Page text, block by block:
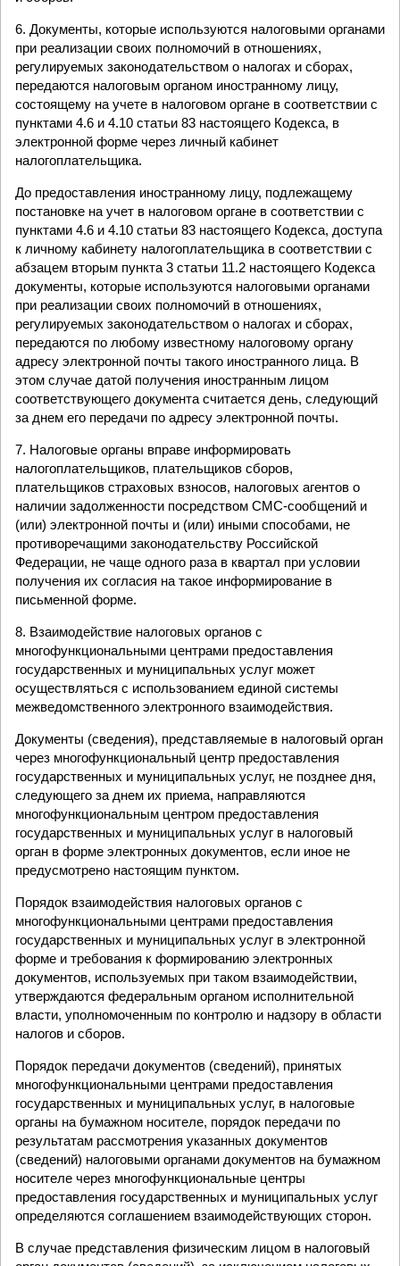
6. Документы, которые используются налоговыми органами
при реализации своих полномочий в отношениях,
регулируемых законодательством о налогах и сборах,
передаются налоговым органом иностранному лицу,
состоящему на учете в налоговом органе в соответствии с
пунктами 4.6 и 4.10 статьи 83 настоящего Кодекса, в
электронной форме через личный кабинет
налогоплательщика.
До предоставления иностранному лицу, подлежащему
постановке на учет в налоговом органе в соответствии с
пунктами 4.6 и 4.10 статьи 83 настоящего Кодекса, доступа
к личному кабинету налогоплательщика в соответствии с
абзацем вторым пункта 3 статьи 11.2 настоящего Кодекса
документы, которые используются налоговыми органами
при реализации своих полномочий в отношениях,
регулируемых законодательством о налогах и сборах,
передаются по любому известному налоговому органу
адресу электронной почты такого иностранного лица. В
этом случае датой получения иностранным лицом
соответствующего документа считается день, следующий
за днем его передачи по адресу электронной почты.
7. Налоговые органы вправе информировать
налогоплательщиков, плательщиков сборов,
плательщиков страховых взносов, налоговых агентов о
наличии задолженности посредством СМС-сообщений и
(или) электронной почты и (или) иными способами, не
противоречащими законодательству Российской
Федерации, не чаще одного раза в квартал при условии
получения их согласия на такое информирование в
письменной форме.
8. Взаимодействие налоговых органов с
многофункциональными центрами предоставления
государственных и муниципальных услуг может
осуществляться с использованием единой системы
межведомственного электронного взаимодействия.
Документы (сведения), представляемые в налоговый орган
через многофункциональный центр предоставления
государственных и муниципальных услуг, не позднее дня,
следующего за днем их приема, направляются
многофункциональным центром предоставления
государственных и муниципальных услуг в налоговый
орган в форме электронных документов, если иное не
предусмотрено настоящим пунктом.
Порядок взаимодействия налоговых органов с
многофункциональными центрами предоставления
государственных и муниципальных услуг в электронной
форме и требования к формированию электронных
документов, используемых при таком взаимодействии,
утверждаются федеральным органом исполнительной
власти, уполномоченным по контролю и надзору в области
налогов и сборов.
Порядок передачи документов (сведений), принятых
многофункциональными центрами предоставления
государственных и муниципальных услуг, в налоговые
органы на бумажном носителе, порядок передачи по
результатам рассмотрения указанных документов
(сведений) налоговыми органами документов на бумажном
носителе через многофункциональные центры
предоставления государственных и муниципальных услуг
определяются соглашением взаимодействующих сторон.
В случае представления физическим лицом в налоговый